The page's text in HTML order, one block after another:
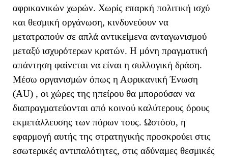
αφρικανικών χωρών. Χωρίς επαρκή πολιτική ισχύ
και θεσμική οργάνωση, κινδυνεύουν να
μετατραπούν σε απλά αντικείμενα ανταγωνισμού
μεταξύ ισχυρότερων κρατών. Η μόνη πραγματική
απάντηση φαίνεται να είναι η συλλογική δράση.
Μέσω οργανισμών όπως η Αφρικανική Ένωση
(AU) , οι χώρες της ηπείρου θα μπορούσαν να
διαπραγματεύονται από κοινού καλύτερους όρους
εκμετάλλευσης των πόρων τους. Ωστόσο, η
εφαρμογή αυτής της στρατηγικής προσκρούει στις
εσωτερικές αντιπαλότητες, στις αδύναμες θεσμικές